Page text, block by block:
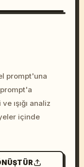
8k --v 6.0
prompt'una
ışığı analiz
içinde